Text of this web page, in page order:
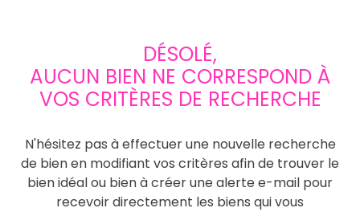
DÉSOLÉ,
AUCUN BIEN NE CORRESPOND À
VOS CRITÈRES DE RECHERCHE
N'hésitez pas à effectuer une nouvelle recherche
de bien en modifiant vos critères afin de trouver le
bien idéal ou bien à créer une alerte e-mail pour
recevoir directement les biens qui vous